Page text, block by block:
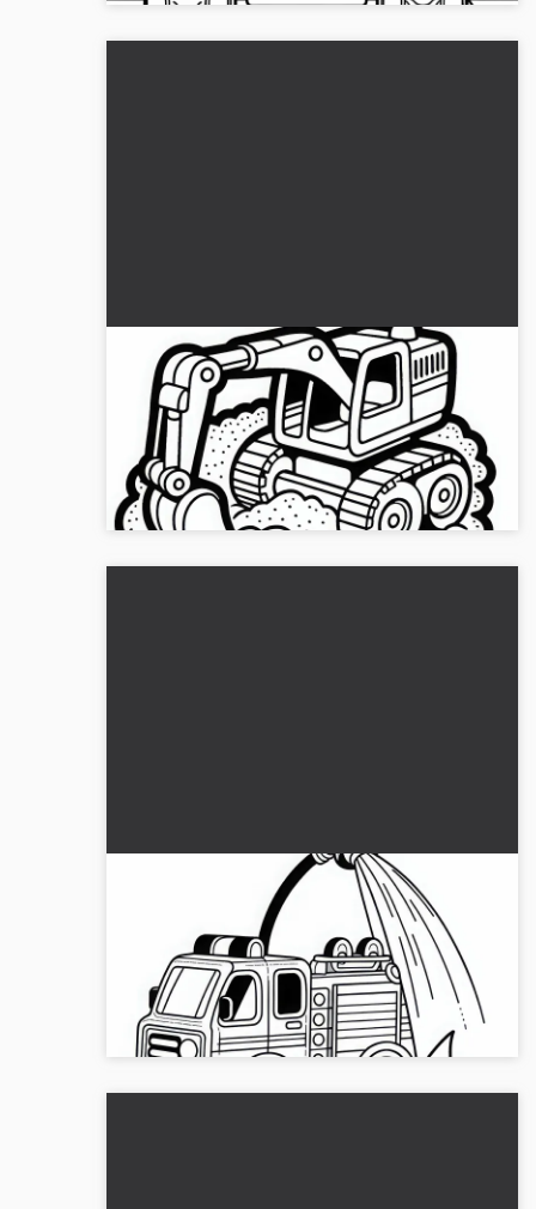
Escavatore giocattolo solleva sabbia -
Modello da colorare gratuito
Scarica gratuitamente il disegno da colorare di un
escavatore giocattolo che solleva sabbia! Scarica
ora e colora online....
Auto dei pompieri giocattolo spegne
un piccolo incendio modello da
colorare gratis
Scarica il disegno da colorare dell'auto dei
pompieri e lascia libero sfogo alla tua creatività.
Adesso scaricalo gratuitamente!...